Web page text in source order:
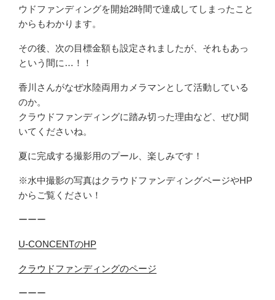
ウドファンディングを開始2時間で達成してしまったこと
からもわかります。
その後、次の目標金額も設定されましたが、それもあっ
という間に…！！
香川さんがなぜ水陸両用カメラマンとして活動している
のか。
クラウドファンディングに踏み切った理由など、ぜひ聞
いてくださいね。
夏に完成する撮影用のプール、楽しみです！
※水中撮影の写真はクラウドファンディングページやHP
からご覧ください！
ーーー
U-CONCENTのHP
クラウドファンディングのページ
ーーー